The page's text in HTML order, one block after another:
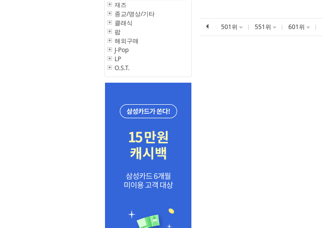
재즈
종교/명상/기타
클래식
팝
해외구매
J-Pop
LP
O.S.T.
501위 551위 601위